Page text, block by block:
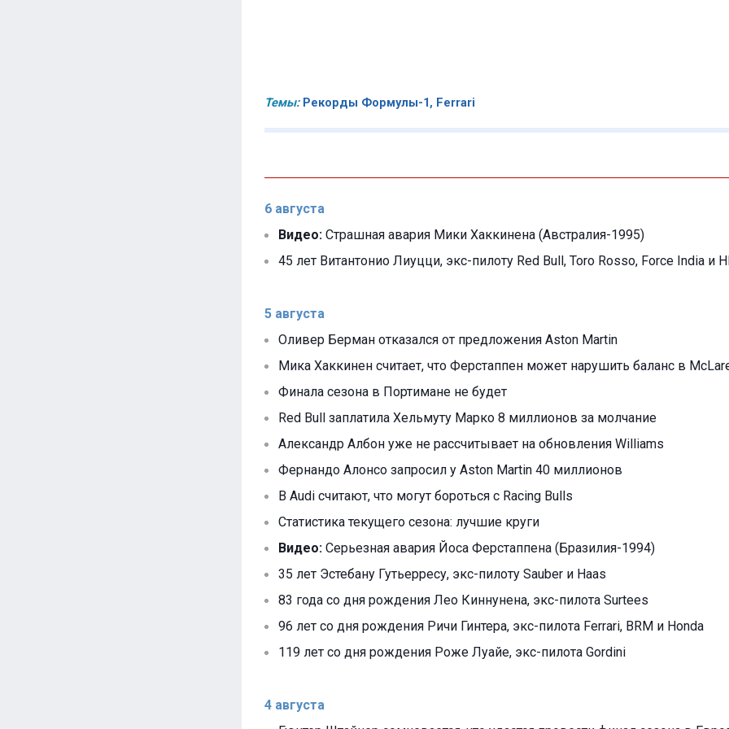
Темы: Рекорды Формулы-1, Ferrari
6 августа
Видео:Страшная авария Мики Хаккинена (Австралия-1995)
45 лет Витантонио Лиуцци, экс-пилоту Red Bull, Toro Rosso, Force India и
5 августа
Оливер Берман отказался от предложения Aston Martin
Мика Хаккинен считает, что Ферстаппен может нарушить баланс в
Финала сезона в Портимане не будет
Red Bull заплатила Хельмуту Марко 8 миллионов за молчание
Александр Албон уже не рассчитывает на обновления Williams
Фернандо Алонсо запросил у Aston Martin 40 миллионов
В Audi считают, что могут бороться с Racing Bulls
Статистика текущего сезона: лучшие круги
Видео:Серьезная авария Йоса Ферстаппена (Бразилия-1994)
35 лет Эстебану Гутьерресу, экс-пилоту Sauber и Haas
83 года со дня рождения Лео Киннунена, экс-пилота Surtees
96 лет со дня рождения Ричи Гинтера, экс-пилота Ferrari, BRM и Honda
119 лет со дня рождения Роже Луайе, экс-пилота Gordini
4 августа